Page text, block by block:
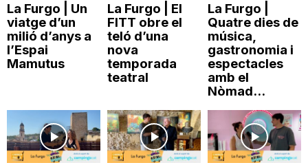
n
a
La Furgo | Un
viatge d’un
milió d’anys a
l’Espai
Mamutus
La Furgo | El
FITT obre el
teló d’una
nova
temporada
teatral
La Furgo |
Quatre dies de
música,
gastronomia i
espectacles
amb el
Nòmad...